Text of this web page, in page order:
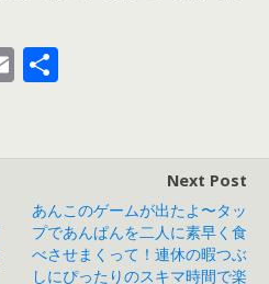
E
Next Post
あんこのゲームが出たよ〜タッ
プであんぱんを二人に素早く食
べさせまくって！連休の暇つぶ
しにぴったりのスキマ時間で楽